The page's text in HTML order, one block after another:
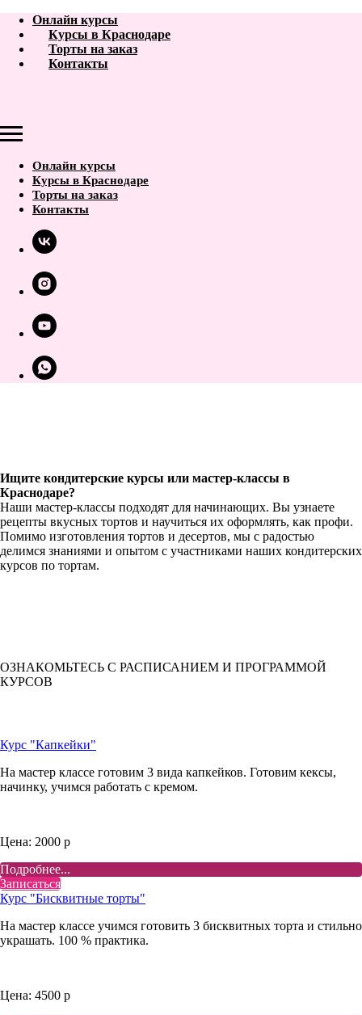
Онлайн курсы
Курсы в Краснодаре
Торты на заказ
Контакты
Онлайн курсы
Курсы в Краснодаре
Торты на заказ
Контакты
Ищите кондитерские курсы или мастер-классы в
Краснодаре?
Наши мастер-классы подходят для начинающих. Вы узнаете
рецепты вкусных тортов и научиться их оформлять, как профи.
Помимо изготовления тортов и десертов, мы с радостью
делимся знаниями и опытом с участниками наших кондитерских
курсов по тортам.
ОЗНАКОМЬТЕСЬ С РАСПИСАНИЕМ И ПРОГРАММОЙ
КУРСОВ
Курс "Капкейки"
На мастер классе готовим 3 вида капкейков. Готовим кексы,
начинку, учимся работать с кремом.
Цена: 2000 р
Подробнее...
Записаться
Курс "Бисквитные торты"
На мастер классе учимся готовить 3 бисквитных торта и стильно
украшать. 100 % практика.
Цена: 4500 р